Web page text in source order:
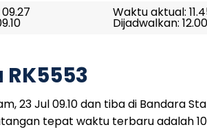
Waktu aktual:
Dijadwalkan: 12.00
23 Jul 09.10 dan tiba di Bandara
tepat waktu terbaru adalah